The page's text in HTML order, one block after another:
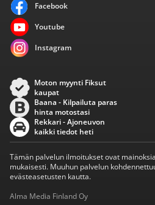
Facebook
Youtube
Instagram
Moton myynti Fiksut
kaupat
Baana - Kilpailuta paras
hinta motostasi
Rekkari - Ajoneuvon
kaikki tiedot heti
Tämän palvelun ilmoitukset ovat
mukaisesti. Muuhun palvelun
evästeasetusten kautta.
Alma Media Finland Oy